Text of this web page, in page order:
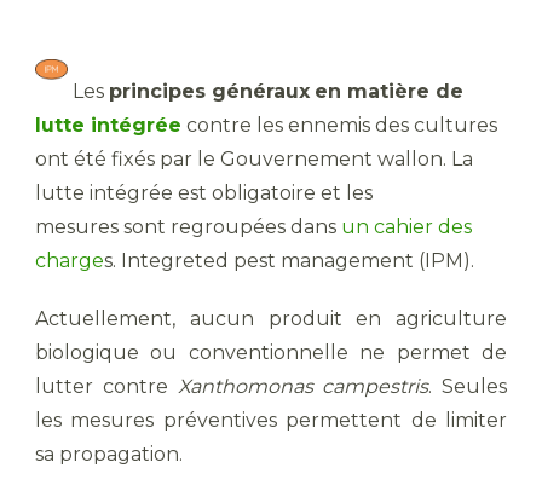
​ Les principes généraux en matière de
lutte intégrée contre les ennemis des cultures
ont été fixés par le Gouvernement wallon. La
lutte intégrée est obligatoire et les
mesures sont regroupées dans un cahier des
charges. Integreted pest management (IPM).
Actuellement, aucun produit en agriculture
biologique ou conventionnelle ne permet de
lutter contre Xanthomonas campestris. Seules
les mesures préventives permettent de limiter
sa propagation.